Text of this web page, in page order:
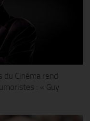
du Cinéma rend
: « Guy